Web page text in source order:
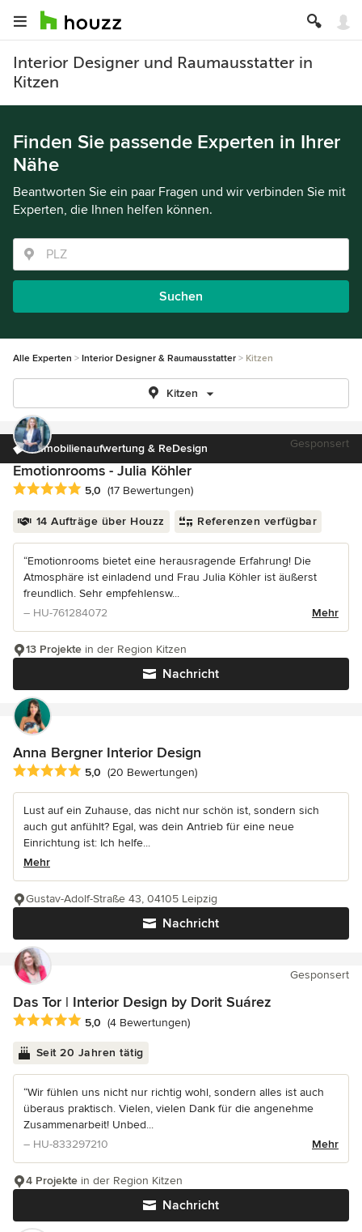
Interior Designer und Raumausstatter in
Kitzen
Finden Sie passende Experten in Ihrer
Nähe
Beantworten Sie ein paar Fragen und wir verbinden Sie mit
Experten, die Ihnen helfen können.
Suchen
Alle Experten Interior Designer & Raumausstatter Kitzen
Kitzen
Immobilienaufwertung & ReDesign Gesponsert
Emotionrooms - Julia Köhler
Durchschnittliche Bewertung: 5 von 5 Sternen
5,0 (17 Bewertungen)
14 Aufträge über Houzz Referenzen verfügbar
“Emotionrooms bietet eine herausragende Erfahrung! Die
Atmosphäre ist einladend und Frau Julia Köhler ist äußerst
freundlich. Sehr empfehlensw...
– HU-761284072
Mehr
Nachricht
13 Projekte in der Region Kitzen
Anna Bergner Interior Design
Durchschnittliche Bewertung: 5 von 5 Sternen
5,0 (20 Bewertungen)
Lust auf ein Zuhause, das nicht nur schön ist, sondern sich
auch gut anfühlt? Egal, was dein Antrieb für eine neue
Einrichtung ist: Ich helfe...
Mehr
Nachricht
Gustav-Adolf-Straße 43, 04105 Leipzig
Gesponsert
Das Tor | Interior Design by Dorit Suárez
Durchschnittliche Bewertung: 5 von 5 Sternen
5,0 (4 Bewertungen)
Seit 20 Jahren tätig
“Wir fühlen uns nicht nur richtig wohl, sondern alles ist auch
überaus praktisch. Vielen, vielen Dank für die angenehme
Zusammenarbeit! Unbed...
– HU-833297210
Mehr
Nachricht
4 Projekte in der Region Kitzen